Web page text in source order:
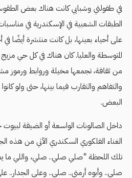
في طفولتي وشبابي كانت هناك بعض
الطبقات الشعبية في الإسكندرية في
على أحياء بعينها، بل كانت منتشرة أيضًا في
المتوسطة والعليا. كان هناك في كل حي مزيج
من ثقافة، تجمعها مخيلة وروابط ورموز
والتفاهم والتقارب فيما بينها، حتى ولو
البعض.
داخل الصالونات الواسعة أو الضيقة
الغناء الفلكوري السكندري الآتي من هذه
تلك اللحظة "صلي صلي.. صلي، واللي ما
صلي.. وأبوه أرمني.. صلي.. وعلى الجدار..